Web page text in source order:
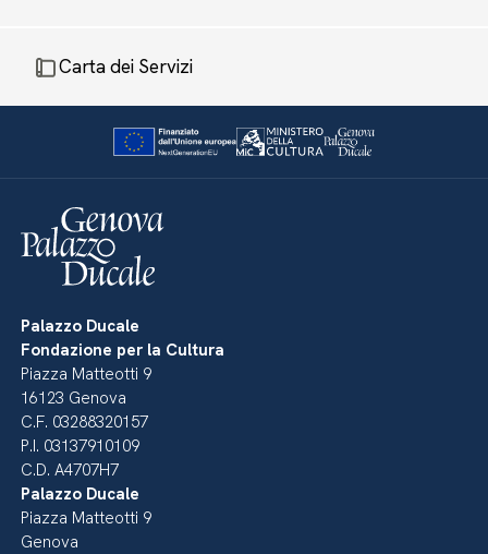
Carta dei Servizi
Palazzo Ducale
Fondazione per la Cultura
Piazza Matteotti 9
16123 Genova
C.F. 03288320157
P.I. 03137910109
C.D. A4707H7
Palazzo Ducale
Piazza Matteotti 9
Genova